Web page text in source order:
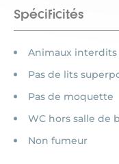
Spécificités
Animaux interdits
Pas de lits
Pas de moquette
WC hors salle de
Non fumeur